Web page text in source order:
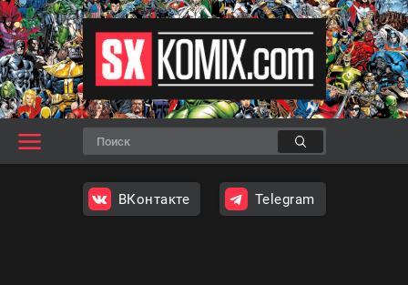
ВКонтакте Telegram